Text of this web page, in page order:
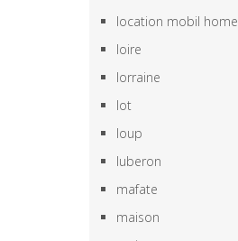
location mobil home
loire
lorraine
lot
loup
luberon
mafate
maison